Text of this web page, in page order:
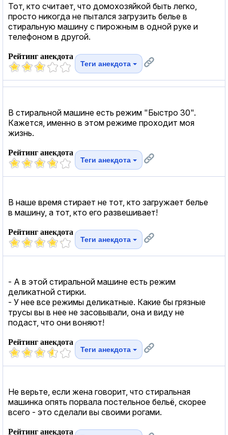
Тот, кто считает, что домохозяйкой быть легко,
просто никогда не пытался загрузить белье в
стиральную машину с пирожным в одной руке и
телефоном в другой.
Рейтинг анекдота
Теги анекдота
В стиральной машине есть режим "Быстро 30".
Кажется, именно в этом режиме проходит моя
жизнь.
Рейтинг анекдота
Теги анекдота
В наше время стирает не тот, кто загружает белье
в машину, а тот, кто его развешивает!
Рейтинг анекдота
Теги анекдота
- А в этой стиральной машине есть режим
деликатной стирки.
- У нее все режимы деликатные. Какие бы грязные
трусы вы в нее не засовывали, она и виду не
подаст, что они воняют!
Рейтинг анекдота
Теги анекдота
Не верьте, если жена говорит, что стиральная
машинка опять порвала постельное бельё, скорее
всего - это сделали вы своими рогами.
Рейтинг анекдота